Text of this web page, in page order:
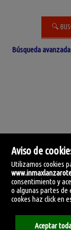
Búsqueda avanzada
IN-MAX
España
Aviso de
Utilizamos cookies
consentimiento y
o algunas partes de
cookes haz click en
Aceptar